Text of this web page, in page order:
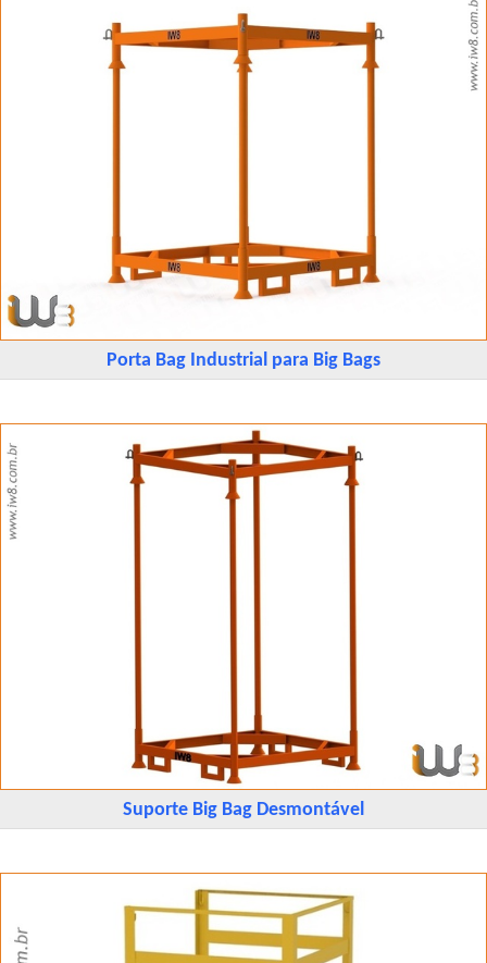
Porta Bag Industrial para Big Bags
Suporte Big Bag Desmontável